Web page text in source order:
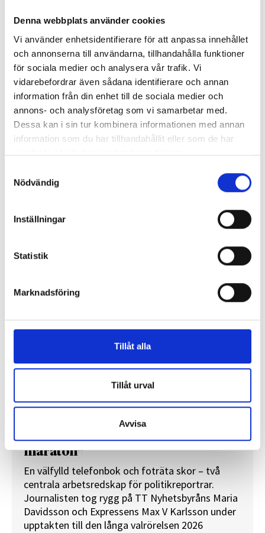
Denna webbplats använder cookies
Vi använder enhetsidentifierare för att anpassa innehållet
och annonserna till användarna, tillhandahålla funktioner
för sociala medier och analysera vår trafik. Vi
vidarebefordrar även sådana identifierare och annan
information från din enhet till de sociala medier och
annons- och analysföretag som vi samarbetar med.
Dessa kan i sin tur kombinera informationen med annan
information som du har tillhandahållit eller som de har
samlat in när du har använt deras tjänster.
Nödvändig
Inställningar
Statistik
Marknadsföring
Tillåt alla
Tillåt urval
Avvisa
chefredaktörerna
REPORTAGE
”Valåret känns som att sprinta ett
maraton”
En välfylld telefonbok och foträta skor – två
centrala arbetsredskap för politikreportrar.
Journalisten tog rygg på TT Nyhetsbyråns Maria
Davidsson och Expressens Max V Karlsson under
upptakten till den långa valrörelsen 2026